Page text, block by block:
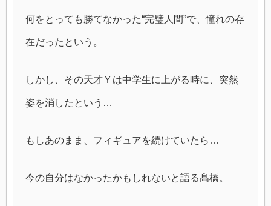
何をとっても勝てなかった“完璧人間”で、憧れの存
在だったという。
しかし、その天才Ｙは中学生に上がる時に、突然
姿を消したという…
もしあのまま、フィギュアを続けていたら…
今の自分はなかったかもしれないと語る髙橋。